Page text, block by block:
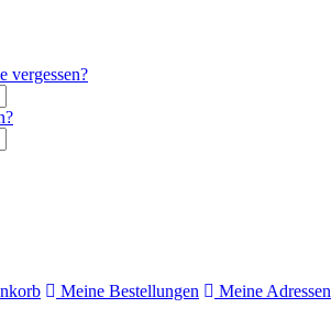
vergessen?
Meine Bestellungen Meine Adressen